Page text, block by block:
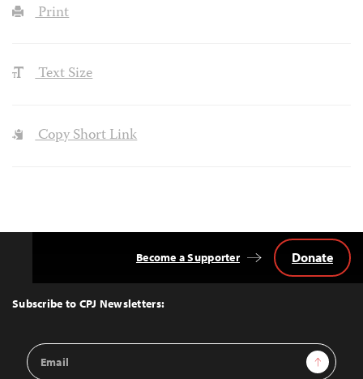
Print
Text Size
Copy Short Link
Top
Subscribe to CPJ Newsletters:
Email
Address
Sign Up
Become a Supporter Donate